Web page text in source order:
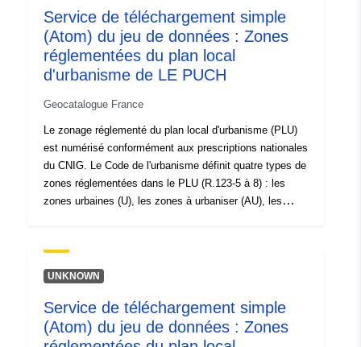
4509-8ee6-4db863f702a3
Type:
Ressource:
http://inspire.ec.europa.eu/
codelist/SpatialDataServiceType/
Service de téléchargement simple
(Atom) du jeu de données : Zones
réglementées du plan local
d'urbanisme de LE PUCH
Geocatalogue France
Le zonage réglementé du plan local d'urbanisme (PLU)
est numérisé conformément aux prescriptions nationales
du CNIG. Le Code de l'urbanisme définit quatre types de
zones réglementées dans le PLU (R.123-5 à 8) : les
zones urbaines (U), les zones à urbaniser (AU), les
documents graphiques. A chaque zone est attaché un
règlement. Le règlement peut fixer des règles
concerne l'habitation, l'hébergement hôtelier, les
bureaux, le commerce, l'artisanat, l'industrie,
l'exploitation agricole ou forestière ou la fonction
UNKNOWN
Service de téléchargement simple
(Atom) du jeu de données : Zones